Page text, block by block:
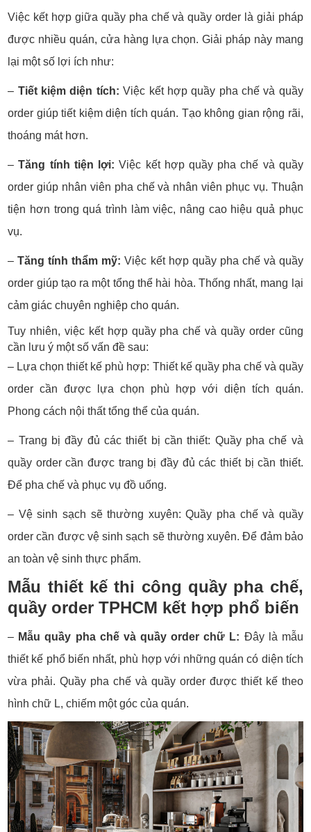
Việc kết hợp giữa quầy pha chế và quầy order là giải pháp
được nhiều quán, cửa hàng lựa chọn. Giải pháp này mang
lại một số lợi ích như:
– Tiết kiệm diện tích: Việc kết hợp quầy pha chế và quầy
order giúp tiết kiệm diện tích quán. Tạo không gian rộng rãi,
thoáng mát hơn.
–Tăng tính tiện lợi: Việc kết hợp quầy pha chế và quầy
order giúp nhân viên pha chế và nhân viên phục vụ. Thuận
tiện hơn trong quá trình làm việc, nâng cao hiệu quả phục
vụ.
–Tăng tính thẩm mỹ: Việc kết hợp quầy pha chế và quầy
order giúp tạo ra một tổng thể hài hòa. Thống nhất, mang lại
cảm giác chuyên nghiệp cho quán.
Tuy nhiên, việc kết hợp quầy pha chế và quầy order cũng
cần lưu ý một số vấn đề sau:
– Lựa chọn thiết kế phù hợp: Thiết kế quầy pha chế và quầy
order cần được lựa chọn phù hợp với diện tích quán.
Phong cách nội thất tổng thể của quán.
– Trang bị đầy đủ các thiết bị cần thiết: Quầy pha chế và
quầy order cần được trang bị đầy đủ các thiết bị cần thiết.
Để pha chế và phục vụ đồ uống.
– Vệ sinh sạch sẽ thường xuyên: Quầy pha chế và quầy
order cần được vệ sinh sạch sẽ thường xuyên. Để đảm bảo
an toàn vệ sinh thực phẩm.
Mẫu thiết kế thi công quầy pha chế,
quầy order TPHCM kết hợp phổ biến
– Mẫu quầy pha chế và quầy order chữ L: Đây là mẫu
thiết kế phổ biến nhất, phù hợp với những quán có diện tích
vừa phải. Quầy pha chế và quầy order được thiết kế theo
hình chữ L, chiếm một góc của quán.